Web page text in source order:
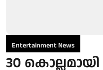
Entertainment News
30